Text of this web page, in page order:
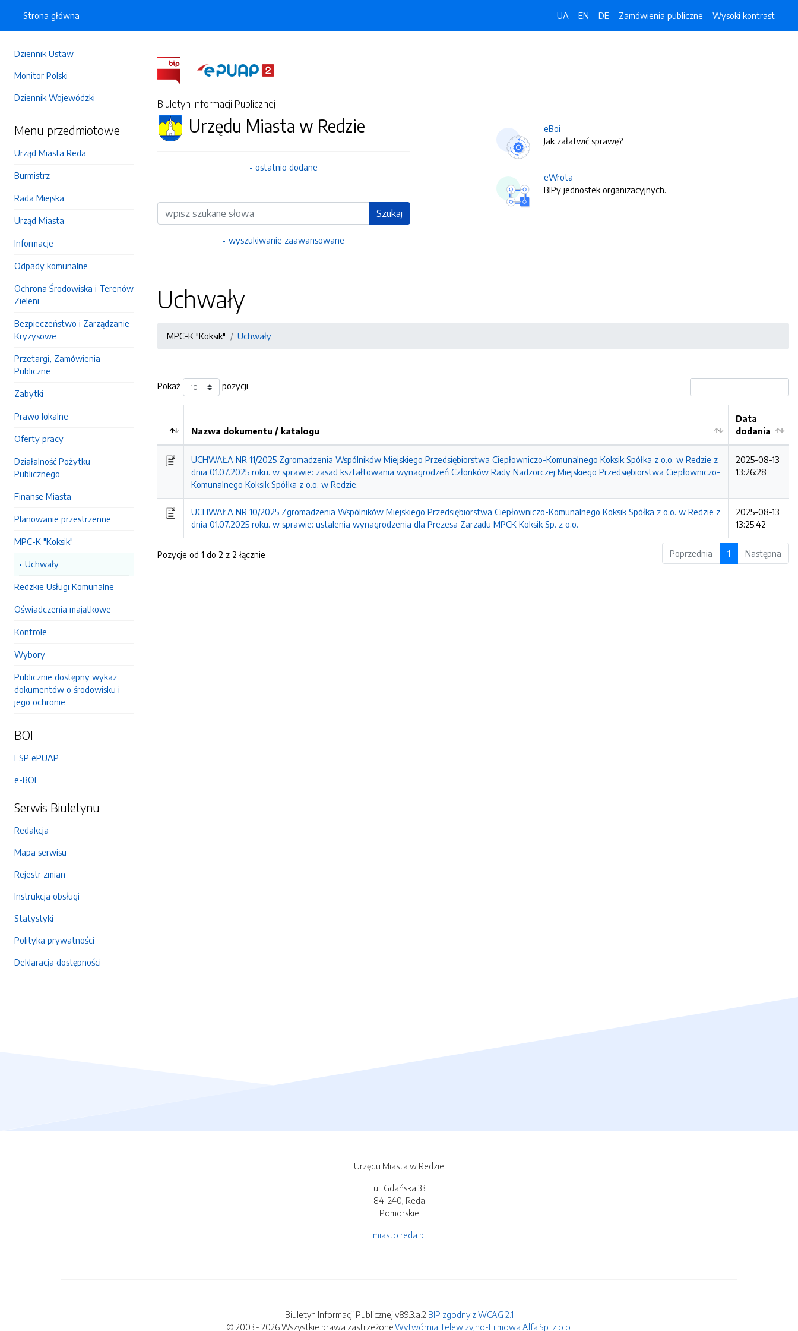
Dziennik Ustaw
Monitor Polski
Dziennik Wojewódzki
Menu przedmiotowe
Urząd Miasta Reda
Burmistrz
Rada Miejska
Urząd Miasta
Informacje
Odpady komunalne
Ochrona Środowiska i Terenów
Zieleni
Bezpieczeństwo i Zarządzanie
Kryzysowe
Przetargi, Zamówienia
Publiczne
Zabytki
Prawo lokalne
Oferty pracy
Działalność Pożytku
Publicznego
Finanse Miasta
Planowanie przestrzenne
MPC-K "Koksik"
Uchwały
Redzkie Usługi Komunalne
Oświadczenia majątkowe
Kontrole
Wybory
Publicznie dostępny wykaz
dokumentów o środowisku i
jego ochronie
BOI
ESP ePUAP
e-BOI
Serwis Biuletynu
Redakcja
Mapa serwisu
Rejestr zmian
Instrukcja obsługi
Statystyki
Polityka prywatności
Deklaracja dostępności
Strona główna UA EN DE Zamówienia publiczne Wysoki kontrast
Biuletyn Informacji Publicznej
Urzędu Miasta w Redzie
ostatnio dodane
Wyszukiwarka Szukaj
wyszukiwanie zaawansowane
eBoi
Jak załatwić sprawę?
eWrota
BIPy jednostek organizacyjnych.
Uchwały
MPC-K "Koksik" Uchwały
Pokaż pozycji
Kolejność
Nazwa dokumentu / katalogu
Data
dodania
UCHWAŁA NR 11/2025 Zgromadzenia Wspólników Miejskiego Przedsiębiorstwa Ciepłowniczo-Komunalnego Koksik Spółka z o.o. w Redzie z
dnia 01.07.2025 roku. w sprawie: zasad kształtowania wynagrodzeń Członków Rady Nadzorczej Miejskiego Przedsiębiorstwa Ciepłowniczo-
Komunalnego Koksik Spółka z o.o. w Redzie.
2025-08-13
13:26:28
UCHWAŁA NR 10/2025 Zgromadzenia Wspólników Miejskiego Przedsiębiorstwa Ciepłowniczo-Komunalnego Koksik Spółka z o.o. w Redzie z
dnia 01.07.2025 roku. w sprawie: ustalenia wynagrodzenia dla Prezesa Zarządu MPCK Koksik Sp. z o.o.
2025-08-13
13:25:42
Pozycje od 1 do 2 z 2 łącznie Poprzednia 1 Następna
Urzędu Miasta w Redzie
ul. Gdańska 33
84-240, Reda
Pomorskie
miasto.reda.pl
Biuletyn Informacji Publicznej v89.3.a.2 BIP zgodny z WCAG 2.1
© 2003 - 2026 Wszystkie prawa zastrzeżone.Wytwórnia Telewizyjno-Filmowa Alfa Sp. z o.o.